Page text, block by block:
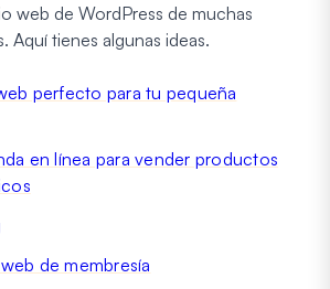
web de WordPress de muchas
Aquí tienes algunas ideas.
perfecto para tu pequeña
en línea para vender productos
de membresía